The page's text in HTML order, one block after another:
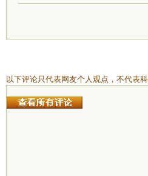
以下评论只代表网友个人观点，不代表